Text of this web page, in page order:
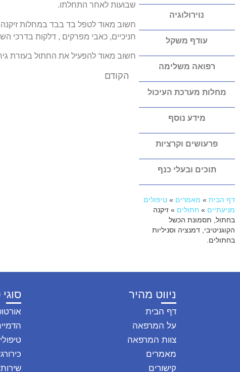
נוירולוגיה
עודף משקל
רפואה משלימה
מחלות מערכת העיכול
מידע נוסף
פרעושים וקרציות
תוכים ובעלי כנף
דף הבית » מאמרים » טיפולים
מניעתיים » חתולים » זיקנה
בחתול, תסמונת הכשל
הקוגניטיבי, דמנציה וסניליות
בחתולים.
שבועות לאחר התחלתו.
חשוב מאוד לטפל בד בבד במחלות זיקנה
חניכיים, כאבי מפרקים , דלקות בדרכי
חשוב מאוד להפעיל את החתול בעזרת
הקודם
ניווט מהיר
דף הבית
על המרפאה
צוות המרפאה
מאמרים
קישורים